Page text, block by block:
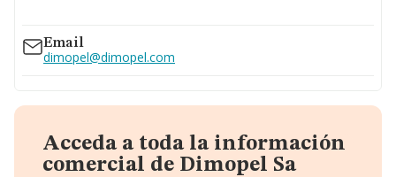
Email
dimopel@dimopel.com
Acceda a toda la información
comercial de Dimopel Sa